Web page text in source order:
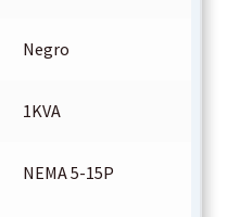
Negro
1KVA
NEMA 5-15P